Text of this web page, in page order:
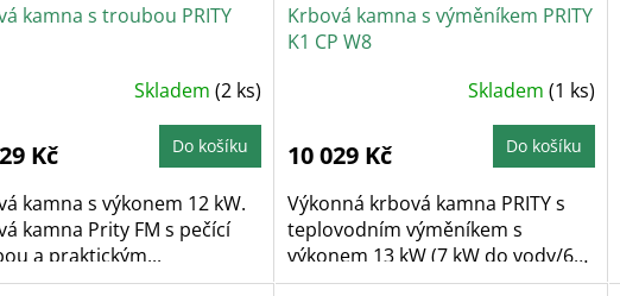
kamna s troubou PRITY
Skladem(2 ks)
Kč Do košíku
kamna s výkonem 12 kW.
kamna Prity FM s pečící
a praktickým...
Krbová kamna s výměníkem PRITY
K1 CP W8
5,0
z
hvězdiček.
Skladem(1 ks)
10 029 Kč Do košíku
Výkonná krbová kamna PRITY s
teplovodním výměníkem s
výkonem 13 kW (7 kW do vody/6
kW...